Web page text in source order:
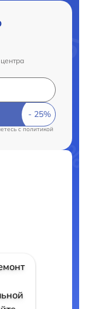
cполитикой